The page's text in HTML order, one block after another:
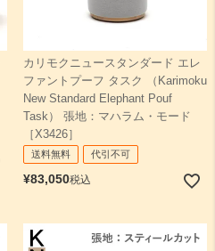
カリモクニュースタンダード エレ
ファントプーフ タスク （Karimoku
New Standard Elephant Pouf
Task） 張地：マハラム・モード
［X3426］
送料無料 代引不可
¥83,050税込